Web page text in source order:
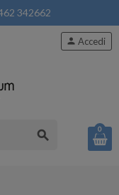
342662
search
person Accedi
0